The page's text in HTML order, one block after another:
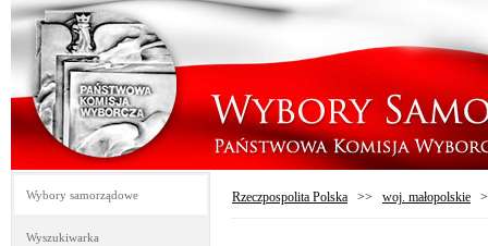
Wybory samorządowe
Wyszukiwarka
Rzeczpospolita Polska >> woj. małopolskie